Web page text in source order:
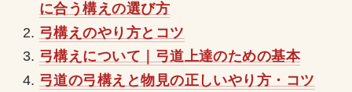
に合う構えの選び方
弓構えのやり方とコツ
弓構えについて｜弓道上達のための基本
弓道の弓構えと物見の正しいやり方・コツ